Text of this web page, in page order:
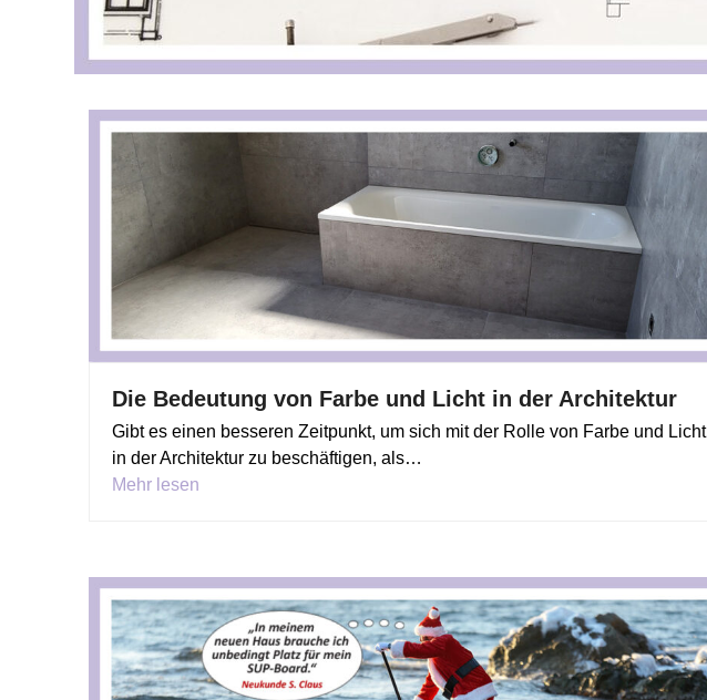
Die Bedeutung von Farbe und Licht in der Architektur
Gibt es einen besseren Zeitpunkt, um sich mit der Rolle von Farbe und Licht
in der Architektur zu beschäftigen, als…
Mehr lesen